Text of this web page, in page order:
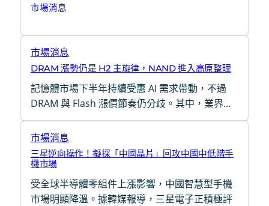
市場消息
市場消息
DRAM 漲勢仍是 H2 主旋律，NAND 進入高原整理
記憶體市場下半年持續受惠 AI 需求帶動，不過
DRAM 與 Flash 漲價節奏仍分歧。其中，業界…
市場消息
三星逆向操作！擬採「中國晶片」回攻中國中低階手
機市場
受全球半導體零組件上漲影響，中國智慧型手機
市場明顯降溫。據韓媒報導，三星電子正積極評